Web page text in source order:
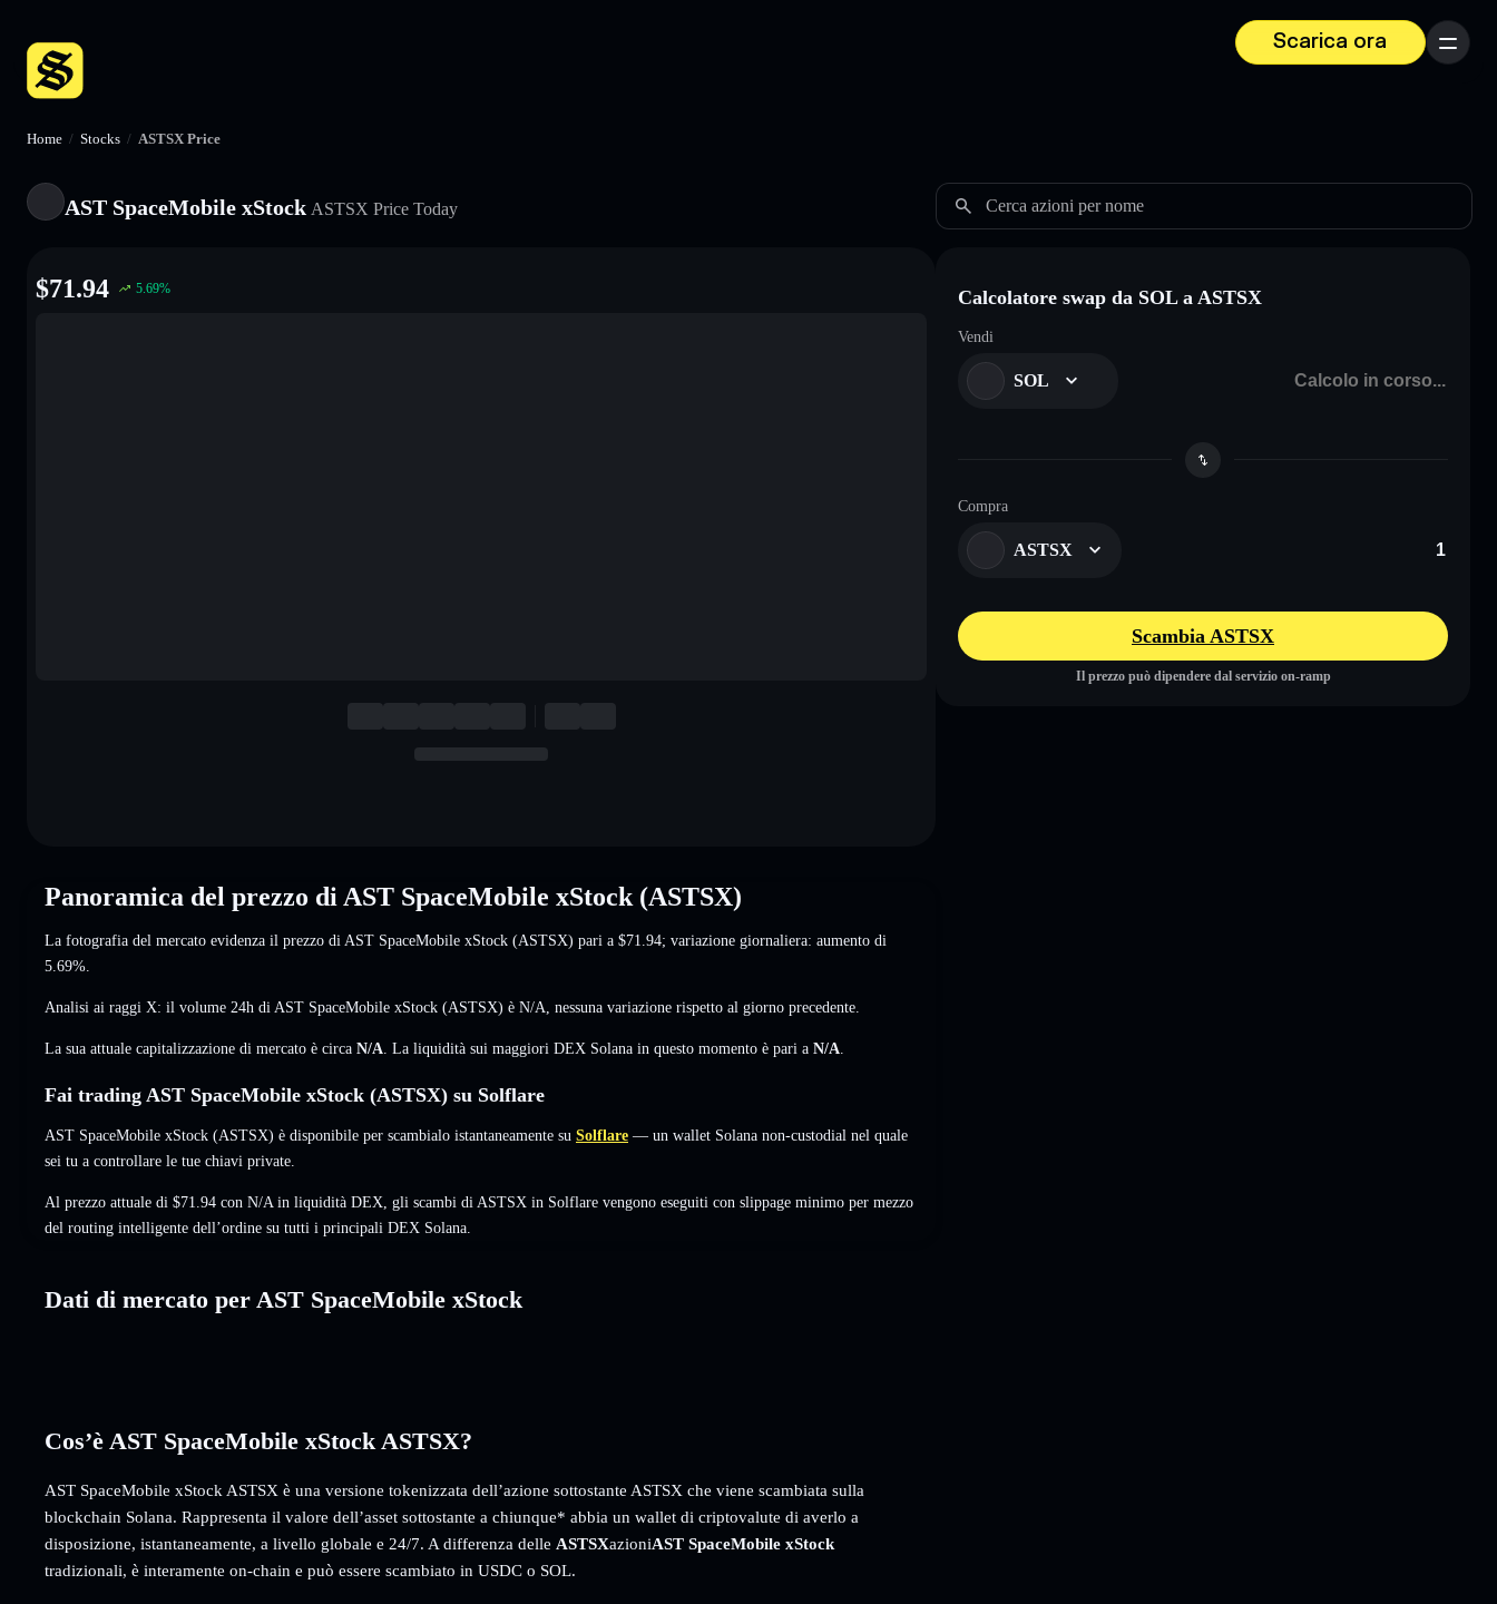
Scarica ora
Menu
Home / Stocks / ASTSX Price
AST SpaceMobile xStock ASTSX Price Today Cerca azioni per nome
$71.94 5.69%
Panoramica del prezzo di AST SpaceMobile xStock (ASTSX)
La fotografia del mercato evidenza il prezzo di AST SpaceMobile xStock (ASTSX) pari a $71.94; variazione giornaliera: aumento di
5.69%
Analisi ai raggi X: il volume 24h di AST SpaceMobile xStock (ASTSX) è N/A nessuna variazione rispetto al giorno precedente.
La sua attuale capitalizzazione di mercato è circa N/A . La liquidità sui maggiori DEX Solana in questo momento è pari a N/A
Fai trading AST SpaceMobile xStock (ASTSX) su Solflare
AST SpaceMobile xStock (ASTSX) è disponibile per scambialo istantaneamente su Solflare — un wallet Solana non-custodial nel quale
sei tu a controllare le tue chiavi private.
Al prezzo attuale di $71.94 con N/A in liquidità DEX, gli scambi di ASTSX in Solflare vengono eseguiti con slippage minimo per mezzo
del routing intelligente dell’ordine su tutti i principali DEX Solana.
Dati di mercato per AST SpaceMobile xStock
Cos’è AST SpaceMobile xStock ASTSX?
AST SpaceMobile xStock ASTSX è una versione tokenizzata dell’azione sottostante ASTSX che viene scambiata sulla
blockchain Solana. Rappresenta il valore dell’asset sottostante a chiunque* abbia un wallet di criptovalute di averlo a
disposizione, istantaneamente, a livello globale e 24/7. A differenza delle ASTSXazioniAST SpaceMobile xStock
tradizionali, è interamente on-chain e può essere scambiato in USDC o SOL.
Calcolatore swap da SOL a ASTSX
Vendi
SOL
Compra
ASTSX
Scambia ASTSX
Il prezzo può dipendere dal servizio on-ramp